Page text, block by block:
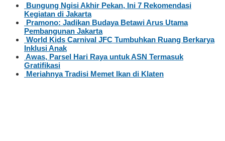
Bungung Ngisi Akhir Pekan, Ini 7 Rekomendasi
Kegiatan di Jakarta
Pramono: Jadikan Budaya Betawi Arus Utama
Pembangunan Jakarta
World Kids Carnival JFC Tumbuhkan Ruang Berkarya
Inklusi Anak
Awas, Parsel Hari Raya untuk ASN Termasuk
Gratifikasi
Meriahnya Tradisi Memet Ikan di Klaten